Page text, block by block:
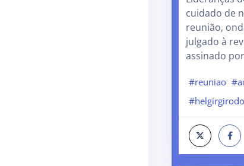
cuidado de
reunião,
julgado à
assinado
#reuniao
#helgirgirodo